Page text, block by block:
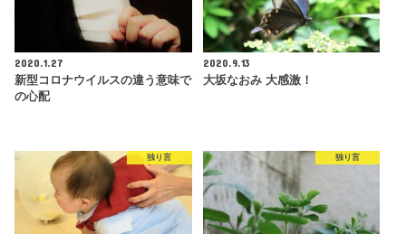
2020.1.27
新型コロナウイルスの違う意味で
の心配
2020.9.13
大坂なおみ 大感激！
独り言 独り言